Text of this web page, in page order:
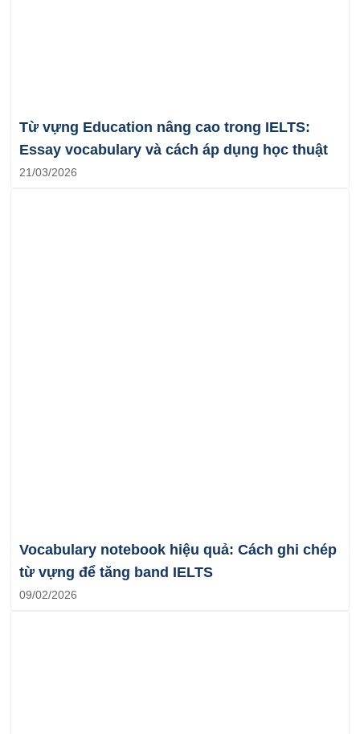
Từ vựng Education nâng cao trong IELTS:
Essay vocabulary và cách áp dụng học thuật
21/03/2026
Vocabulary notebook hiệu quả: Cách ghi chép
từ vựng để tăng band IELTS
09/02/2026